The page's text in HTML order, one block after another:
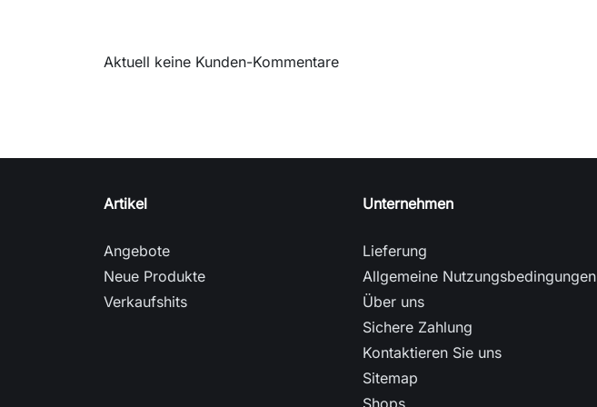
Aktuell keine Kunden-Kommentare
Artikel
Angebote
Neue Produkte
Verkaufshits
Unternehmen
Lieferung
Allgemeine Nutzungsbedingungen
Über uns
Sichere Zahlung
Kontaktieren Sie uns
Sitemap